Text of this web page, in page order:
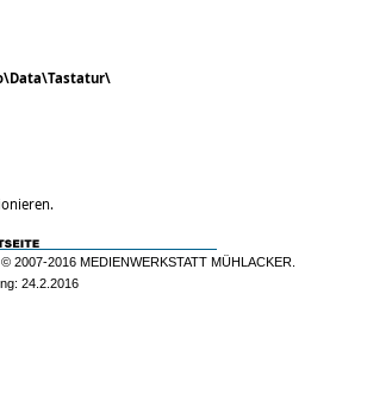
2007-2016 MEDIENWERKSTATT MÜHLACKER.
24.2.2016